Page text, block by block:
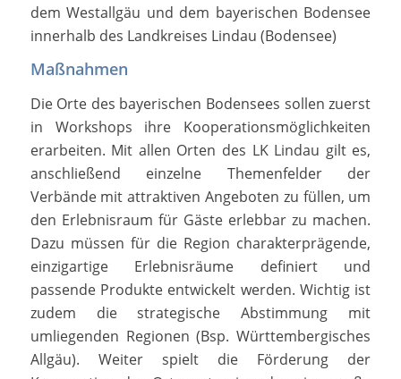
dem Westallgäu und dem bayerischen Bodensee
innerhalb des Landkreises Lindau (Bodensee)
Maßnahmen
Die Orte des bayerischen Bodensees sollen zuerst
in Workshops ihre Kooperationsmöglichkeiten
erarbeiten. Mit allen Orten des LK Lindau gilt es,
anschließend einzelne Themenfelder der
Verbände mit attraktiven Angeboten zu füllen, um
den Erlebnisraum für Gäste erlebbar zu machen.
Dazu müssen für die Region charakterprägende,
einzigartige Erlebnisräume definiert und
passende Produkte entwickelt werden. Wichtig ist
zudem die strategische Abstimmung mit
umliegenden Regionen (Bsp. Württembergisches
Allgäu). Weiter spielt die Förderung der